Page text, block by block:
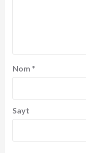
Nom *
Sayt